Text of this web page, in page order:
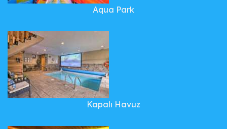
Aqua Park
Kapalı Havuz